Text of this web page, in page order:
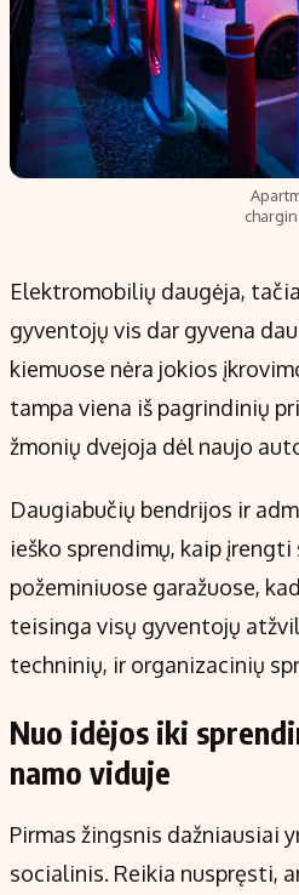
Elektromobilių daugėja,
gyventojų vis dar gyvena
kiemuose nėra jokios
tampa viena iš pagrindinių
žmonių dvejoja dėl naujo
Daugiabučių bendrijos ir
ieško sprendimų, kaip
požeminiuose garažuose,
teisinga visų gyventojų
techninių, ir organizacinių
Nuo idėjos iki
namo viduje
Pirmas žingsnis dažniausiai
socialinis. Reikia nuspręsti,